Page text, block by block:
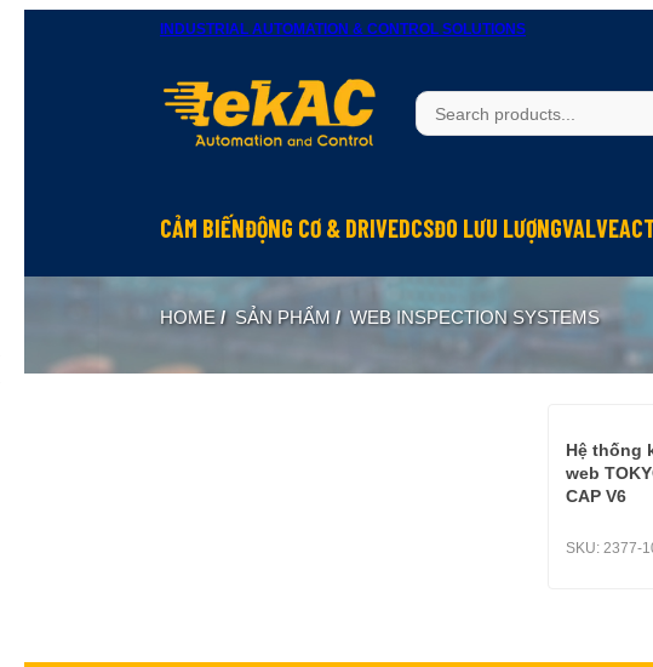
INDUSTRIAL AUTOMATION & CONTROL SOLUTIONS
CẢM BIẾNĐỘNG CƠ & DRIVEDCSĐO LƯU LƯỢNGVALVE
HOME / SẢN PHẨM / WEB INSPECTION SYSTEMS
Hệ thống
web
CAP V6
SKU: 2377-